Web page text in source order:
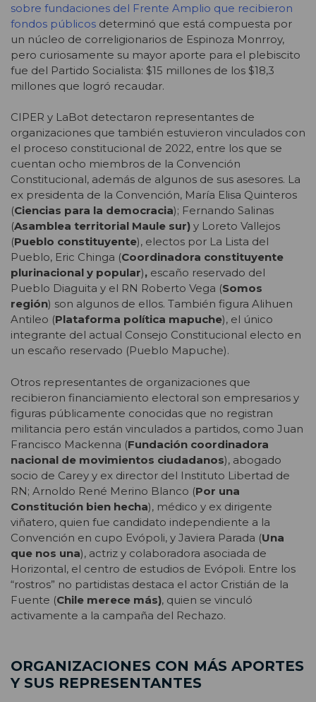
sobre fundaciones del Frente Amplio que recibieron
fondos públicos determinó que está compuesta por
un núcleo de correligionarios de Espinoza Monrroy,
pero curiosamente su mayor aporte para el plebiscito
fue del Partido Socialista: $15 millones de los $18,3
millones que logró recaudar.
CIPER y LaBot detectaron representantes de
organizaciones que también estuvieron vinculados con
el proceso constitucional de 2022, entre los que se
cuentan ocho miembros de la Convención
Constitucional, además de algunos de sus asesores. La
ex presidenta de la Convención, María Elisa Quinteros
(Ciencias para la democracia); Fernando Salinas
(Asamblea territorial Maule sur) y Loreto Vallejos
(Pueblo constituyente), electos por La Lista del
Pueblo, Eric Chinga (Coordinadora constituyente
plurinacional y popular), escaño reservado del
Pueblo Diaguita y el RN Roberto Vega (Somos
región) son algunos de ellos. También figura Alihuen
Antileo (Plataforma política mapuche), el único
integrante del actual Consejo Constitucional electo en
un escaño reservado (Pueblo Mapuche).
Otros representantes de organizaciones que
recibieron financiamiento electoral son empresarios y
figuras públicamente conocidas que no registran
militancia pero están vinculados a partidos, como Juan
Francisco Mackenna (Fundación coordinadora
nacional de movimientos ciudadanos), abogado
socio de Carey y ex director del Instituto Libertad de
RN; Arnoldo René Merino Blanco (Por una
Constitución bien hecha), médico y ex dirigente
viñatero, quien fue candidato independiente a la
Convención en cupo Evópoli, y Javiera Parada (Una
que nos una), actriz y colaboradora asociada de
Horizontal, el centro de estudios de Evópoli. Entre los
“rostros” no partidistas destaca el actor Cristián de la
Fuente (Chile merece más), quien se vinculó
activamente a la campaña del Rechazo.
ORGANIZACIONES CON MÁS APORTES
Y SUS REPRESENTANTES